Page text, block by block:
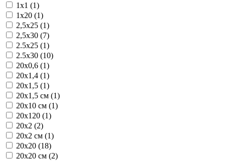
1x1 (1)
1x20 (1)
2,5x25 (1)
2,5x30 (7)
2.5x25 (1)
2.5x30 (10)
20x0,6 (1)
20x1,4 (1)
20x1,5 (1)
20x1,5 см (1)
20x10 см (1)
20x120 (1)
20x2 (2)
20x2 см (1)
20x20 (18)
20x20 см (2)